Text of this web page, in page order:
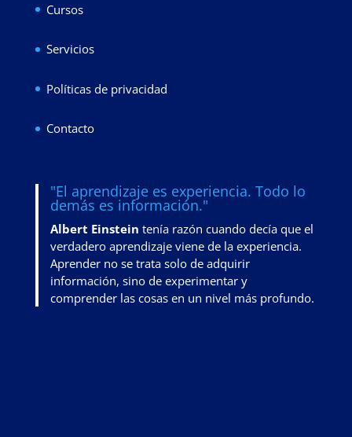
Cursos
Servicios
Políticas de privacidad
Contacto
"El aprendizaje es experiencia. Todo lo
demás es información."
Albert Einstein tenía razón cuando decía que el
verdadero aprendizaje viene de la experiencia.
Aprender no se trata solo de adquirir
información, sino de experimentar y
comprender las cosas en un nivel más profundo.